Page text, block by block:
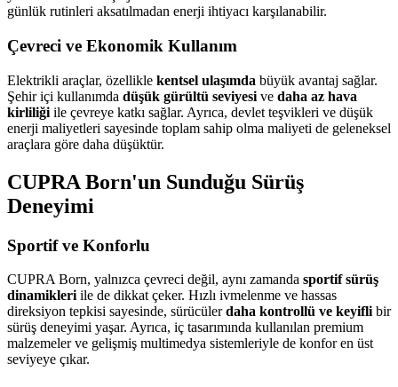
günlük rutinleri aksatılmadan enerji ihtiyacı karşılanabilir.
Çevreci ve Ekonomik Kullanım
Elektrikli araçlar, özellikle kentsel ulaşımda büyük avantaj sağlar.
Şehir içi kullanımda düşük gürültü seviyesi ve daha az hava
kirliliği ile çevreye katkı sağlar. Ayrıca, devlet teşvikleri ve düşük
enerji maliyetleri sayesinde toplam sahip olma maliyeti de geleneksel
araçlara göre daha düşüktür.
CUPRA Born'un Sunduğu Sürüş
Deneyimi
Sportif ve Konforlu
CUPRA Born, yalnızca çevreci değil, aynı zamanda sportif sürüş
dinamikleri ile de dikkat çeker. Hızlı ivmelenme ve hassas
direksiyon tepkisi sayesinde, sürücülerdaha kontrollü ve keyifli bir
sürüş deneyimi yaşar. Ayrıca, iç tasarımında kullanılan premium
malzemeler ve gelişmiş multimedya sistemleriyle de konfor en üst
seviyeye çıkar.